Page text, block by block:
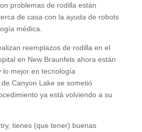
problemas de rodilla están
de casa con la ayuda de robots
médica.
reemplazos de rodilla en el
en New Braunfels ahora están
lo mejor en tecnología
Canyon Lake se sometió
ya está volviendo a su
tienes (que tener) buenas